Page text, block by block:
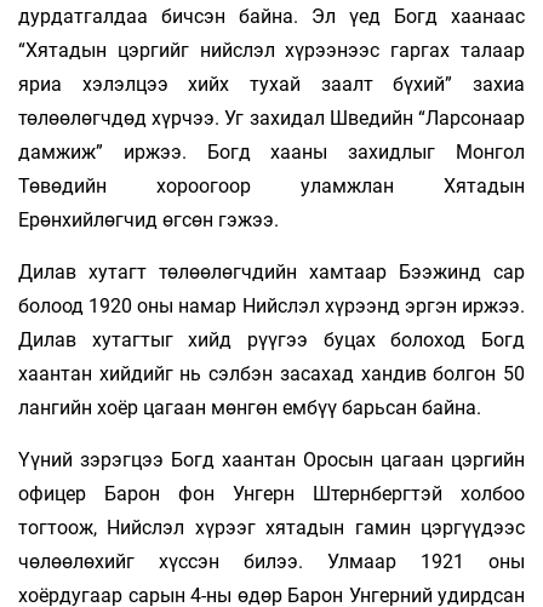
дурдатгалдаа бичсэн байна. Эл үед Богд хаанаас
“Хятадын цэргийг нийслэл хүрээнээс гаргах талаар
яриа хэлэлцээ хийх тухай заалт бүхий” захиа
төлөөлөгчдөд хүрчээ. Уг захидал Шведийн “Ларсонаар
дамжиж” иржээ. Богд хааны захидлыг Монгол
Төвөдийн хороогоор уламжлан Хятадын
Ерөнхийлөгчид өгсөн гэжээ.
Дилав хутагт төлөөлөгчдийн хамтаар Бээжинд сар
болоод 1920 оны намар Нийслэл хүрээнд эргэн иржээ.
Дилав хутагтыг хийд рүүгээ буцах болоход Богд
хаантан хийдийг нь сэлбэн засахад хандив болгон 50
лангийн хоёр цагаан мөнгөн ембүү барьсан байна.
Үүний зэрэгцээ Богд хаантан Оросын цагаан цэргийн
офицер Барон фон Унгерн Штернбергтэй холбоо
тогтоож, Нийслэл хүрээг хятадын гамин цэргүүдээс
чөлөөлөхийг хүссэн билээ. Улмаар 1921 оны
хоёрдугаар сарын 4-ны өдөр Барон Унгерний удирдсан